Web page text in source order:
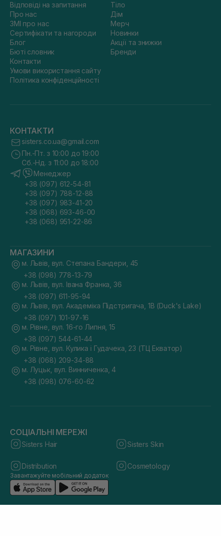
Відповіді на запитання
Про нас
ЗМІ про нас
Сертифікати та нагороди
Блог
Бюті словник
Контакти
Умови використання сайту
Політика конфіденційності
Тіло
Дім
Мерч
Новинки
Акції та знижки
Бренди
КОНТАКТИ
sisters.co.ua@gmail.com
Пн.-Пт. з 10:00 до 19:00
Сб.-Нд. з 11:00 до 18:00
Менеджер
+38 (097) 612-54-81
+38 (097) 788-12-88
+38 (097) 983-41-20
+38 (068) 693-46-00
+38 (068) 951-22-86
МАГАЗИНИ
м. Львів, вул. Степана Бандери, 45
+38 (098) 778-13-79
м. Львів, вул. Івана Франка, 36
+38 (097) 611-95-94
м. Львів, вул. Академіка Підстригача, 1В (Duck's Lake)
+38 (097) 101-97-16
м. Рівне, вул. 16-го Липня, 15
+38 (097) 544-61-44
м. Рівне, вул. Кулика і Гудачека, 23 (ТЦ Екватор)
+38 (068) 209-34-88
м. Луцьк, вул. Винниченка, 4
+38 (098) 076-60-62
СОЦІАЛЬНІ МЕРЕЖІ
Sisters Hair Sisters Skin
Distribution Cosmetology
Завантажуйте мобільний додаток